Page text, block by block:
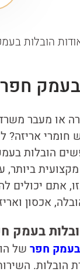
הובלות
בעמק חפר
או מעבר
אריזה?
הובלות
ביותר,
אתם יכולים
אכסון
בעמק
בעמק חפרשל